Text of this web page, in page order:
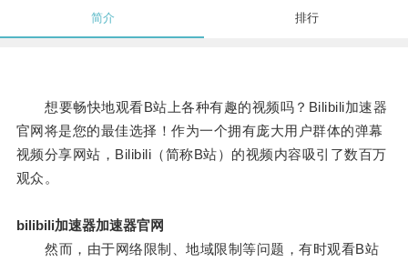
简介 排行
想要畅快地观看B站上各种有趣的视频吗？Bilibili加速器
官网将是您的最佳选择！作为一个拥有庞大用户群体的弹幕
视频分享网站，Bilibili（简称B站）的视频内容吸引了数百万
观众。
bilibili加速器加速器官网
然而，由于网络限制、地域限制等问题，有时观看B站